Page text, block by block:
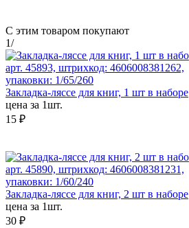
С этим товаром покупают
1/
арт. 45893, штрихкод: 4606008381262,
упаковки: 1/65/260
Закладка-ляссе для книг, 1 шт в наборе
цена за 1шт.
15 ₽
арт. 45890, штрихкод: 4606008381231,
упаковки: 1/60/240
Закладка-ляссе для книг, 2 шт в наборе
цена за 1шт.
30 ₽